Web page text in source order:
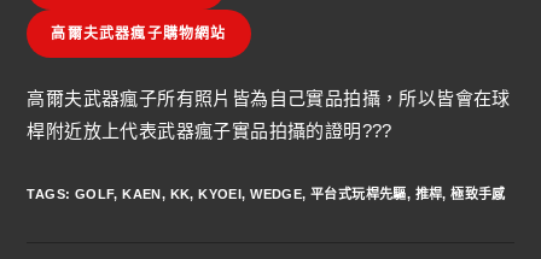
高爾夫武器瘋子購物網站
高爾夫武器瘋子所有照片皆為自己實品拍攝，所以皆會在球
桿附近放上代表武器瘋子實品拍攝的證明???
TAGS: GOLF, KAEN, KK, KYOEI, WEDGE, 平台式玩桿先驅, 推桿, 極致手感